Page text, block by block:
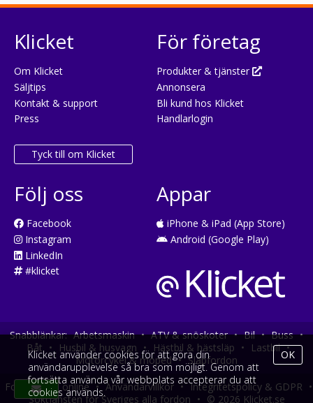
Klicket
Om Klicket
Säljtips
Kontakt & support
Press
Tyck till om Klicket
För företag
Produkter & tjänster
Annonsera
Bli kund hos Klicket
Handlarlogin
Följ oss
Facebook
Instagram
LinkedIn
#klicket
Appar
iPhone & iPad (App Store)
Android (Google Play)
Snabblänkar: Arbetsmaskin • ATV & snöskoter • Bil • Buss •
Båt • Husbil & husvagn • Hästbil & hästsläp • Lastbil •
Motorcykel & moped • Släpfordon
Fordonsköp online • Användarvillkor • Integritetspolicy & GDPR •
Söktjänsten för Sveriges alla fordon • © 2026 Klicket.se
Klicket använder cookies för att göra din
användarupplevelse så bra som möjligt. Genom att
fortsätta använda vår webbplats accepterar du att
cookies används.
OK